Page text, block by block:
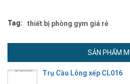
Tag: thiết bị phòng gym giá rẻ
SẢN PHẨM
Trụ Cầu Lông xếp CL016